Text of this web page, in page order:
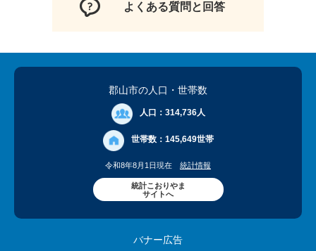
よくある質問と回答
郡山市の人口 ・世帯数
人口： 314,736人
世帯数： 145,649世帯
令和8年8月1日現在 統計情報
統計こおりやま
サイトへ
バナー広告